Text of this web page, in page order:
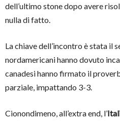
dell’ultimo stone dopo avere
nulla di fatto.
La chiave dell’incontro è stata il
nordamericani hanno dovuto
canadesi hanno firmato il
parziale, impattando 3-3.
Cionondimeno, all’extra end, l’